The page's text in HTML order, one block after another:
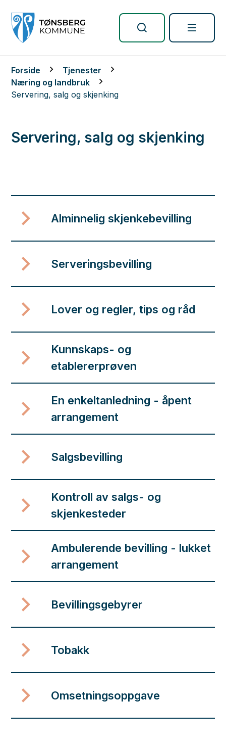
Du er her:
Forside
Tjenester
Næring og landbruk
Servering, salg og skjenking
Servering, salg og skjenking
Alminnelig skjenkebevilling
Serveringsbevilling
Lover og regler, tips og råd
Kunnskaps- og
etablererprøven
En enkeltanledning - åpent
arrangement
Salgsbevilling
Kontroll av salgs- og
skjenkesteder
Ambulerende bevilling - lukket
arrangement
Bevillingsgebyrer
Tobakk
Omsetningsoppgave